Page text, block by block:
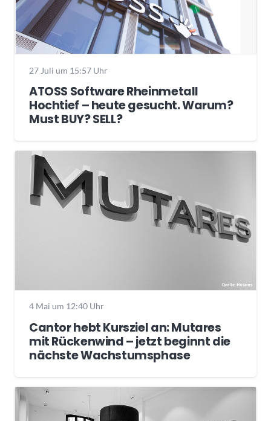
27 Juli um 15:57 Uhr
ATOSS Software Rheinmetall
Hochtief – heute gesucht. Warum?
Must BUY? SELL?
4 Mai um 12:40 Uhr
Cantor hebt Kursziel an: Mutares
mit Rückenwind – jetzt beginnt die
nächste Wachstumsphase